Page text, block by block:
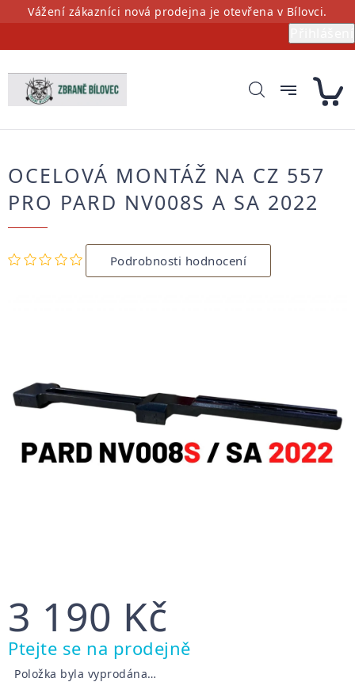
PřejítVážení zákazníci nová prodejna je otevřena v Bílovci.
OCELOVÁ MONTÁŽ NA CZ 557
PRO PARD NV008S A SA 2022
Průměrné
hodnocení
produktu
Podrobnosti hodnocení
3 190 Kč
Měrná
cena:
Ptejte se na prodejně
Položka byla vyprodána…